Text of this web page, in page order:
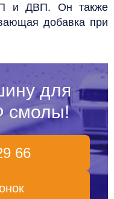
и ДВП. Он также
добавка при
для
смолы!
66